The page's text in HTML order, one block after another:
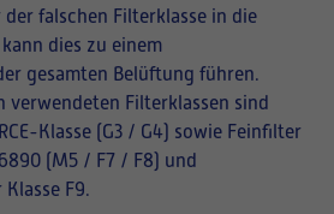
der falschen Filterklasse in die
dies zu einem
gesamten Belüftung führen.
verwendeten Filterklassen sind
Klasse (G3 / G4) sowie Feinfilter
(M5 / F7 / F8) und
F9.